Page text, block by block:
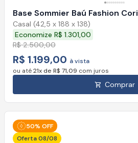
Base Sommier Baú Fashion Cori
Casal (42,5 x 188 x 138)
Economize R$ 1.301,00
R$ 2.500,00
R$ 1.199,00 à vista
ou até21x de R$ 71,09 com juros
Comprar
50% OFF
Oferta 08/08